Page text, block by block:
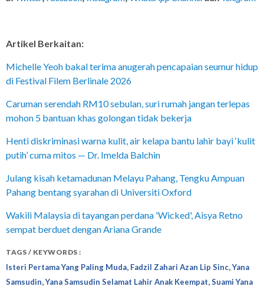
Artikel Berkaitan:
Michelle Yeoh bakal terima anugerah pencapaian seumur hidup
di Festival Filem Berlinale 2026
Caruman serendah RM10 sebulan, suri rumah jangan terlepas
mohon 5 bantuan khas golongan tidak bekerja
Henti diskriminasi warna kulit, air kelapa bantu lahir bayi ‘kulit
putih’ cuma mitos — Dr. Imelda Balchin
Julang kisah ketamadunan Melayu Pahang, Tengku Ampuan
Pahang bentang syarahan di Universiti Oxford
Wakili Malaysia di tayangan perdana 'Wicked', Aisya Retno
sempat berduet dengan Ariana Grande
TAGS / KEYWORDS :
Isteri Pertama Yang Paling Muda Fadzil Zahari Azan Lip Sinc ,Yana
Samsudin ,Yana Samsudin Selamat Lahir Anak Keempat Suami Yana